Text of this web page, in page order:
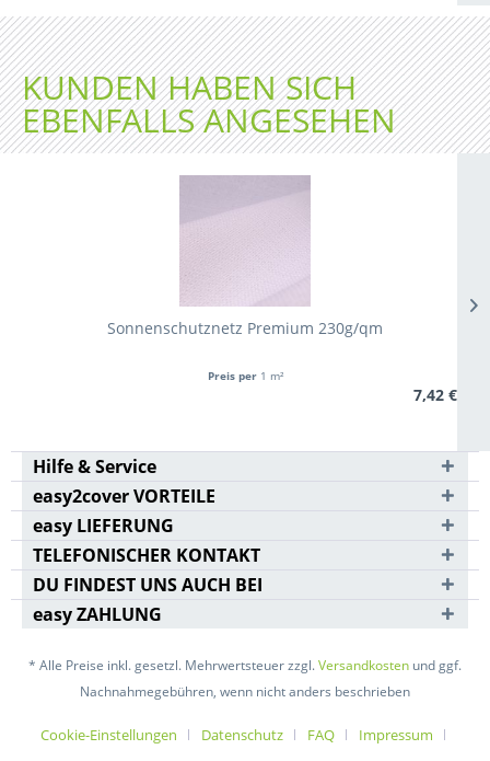
KUNDEN HABEN SICH
EBENFALLS ANGESEHEN
Sonnenschutznetz Premium 230g/qm
Preis per 1 m²
7,42 €
Hilfe & Service
easy2cover VORTEILE
easy LIEFERUNG
TELEFONISCHER KONTAKT
DU FINDEST UNS AUCH BEI
easy ZAHLUNG
* Alle Preise inkl. gesetzl. Mehrwertsteuer zzgl.Versandkosten und ggf.
Nachnahmegebühren, wenn nicht anders beschrieben
Cookie-Einstellungen Datenschutz FAQ Impressum